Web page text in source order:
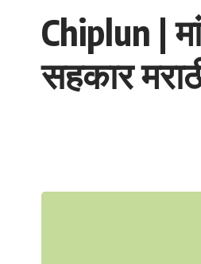
Chiplun |
सहकार